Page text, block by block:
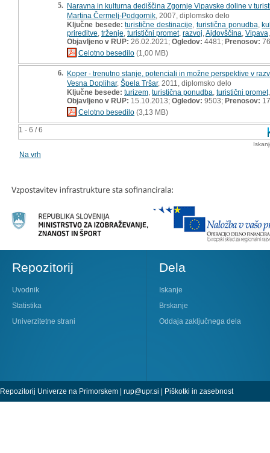
1 - 6 / 6
5. Naravna in kulturna dediščina Zgornje Vipavske doline v
Martina Čermelj-Podgornik , 2007, diplomsko delo
Ključne besede: turistične destinacije turistična ponudba ,
prireditve trženje turistični promet, razvoj Ajdovščina Vipava
Objavljeno v RUP: 26.02.2021; Ogledov: 4481; Prenosov: 76
Celotno besedilo (1,00 MB)
6. Koper - trenutno stanje, potenciali in možne perspektive v
Vesna Doplihar, Špela Tršar, 2011, diplomsko delo
Ključne besede: turizem turistična ponudba turistični promet
Objavljeno v RUP: 15.10.2013; Ogledov: 9503; Prenosov:
Celotno besedilo (3,13 MB)
Na vrh
Repozitorij
Uvodnik
Statistika
Univerzitetne strani
Dela
Iskanje
Brskanje
Oddaja zaključnega dela
Repozitorij Univerze na Primorskem | rup@upr.si | Piškotki in zasebnost